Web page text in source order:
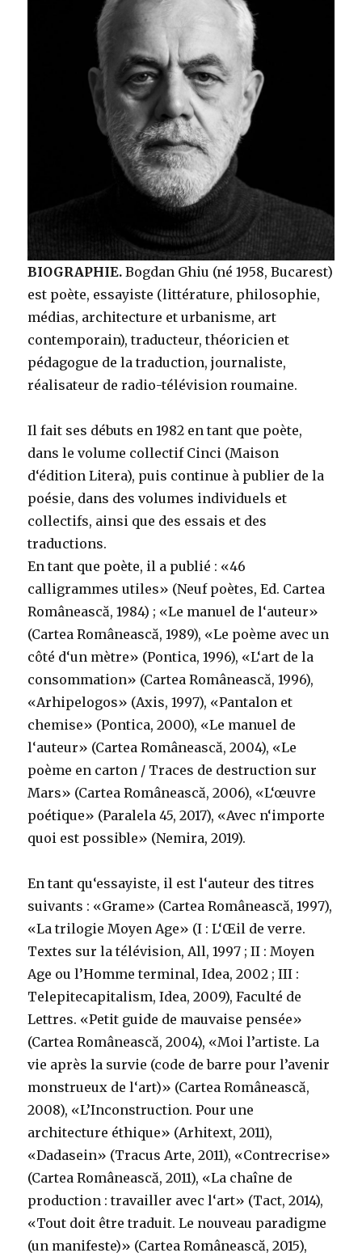
BIOGRAPHIE. Bogdan Ghiu (né 1958, Bucarest)
est poète, essayiste (littérature, philosophie,
médias, architecture et urbanisme, art
contemporain), traducteur, théoricien et
pédagogue de la traduction, journaliste,
réalisateur de radio-télévision roumaine.
Il fait ses débuts en 1982 en tant que poète,
dans le volume collectif Cinci (Maison
d‘édition Litera), puis continue à publier de la
poésie, dans des volumes individuels et
collectifs, ainsi que des essais et des
traductions.
En tant que poète, il a publié : «46
calligrammes utiles» (Neuf poètes, Ed. Cartea
Românească, 1984) ; «Le manuel de l‘auteur»
(Cartea Românească, 1989), «Le poème avec un
côté d‘un mètre» (Pontica, 1996), «L‘art de la
consommation» (Cartea Românească, 1996),
«Arhipelogos» (Axis, 1997), «Pantalon et
chemise» (Pontica, 2000), «Le manuel de
l‘auteur» (Cartea Românească, 2004), «Le
poème en carton / Traces de destruction sur
Mars» (Cartea Românească, 2006), «L‘œuvre
poétique» (Paralela 45, 2017), «Avec n‘importe
quoi est possible» (Nemira, 2019).
En tant qu‘essayiste, il est l‘auteur des titres
suivants : «Grame» (Cartea Românească, 1997),
«La trilogie Moyen Age» (I : L‘Œil de verre.
Textes sur la télévision, All, 1997 ; II : Moyen
Age ou l’Homme terminal, Idea, 2002 ; III :
Telepitecapitalism, Idea, 2009), Faculté de
Lettres. «Petit guide de mauvaise pensée»
(Cartea Românească, 2004), «Moi l’artiste. La
vie après la survie (code de barre pour l’avenir
monstrueux de l‘art)» (Cartea Românească,
2008), «L’Inconstruction. Pour une
architecture éthique» (Arhitext, 2011),
«Dadasein» (Tracus Arte, 2011), «Contrecrise»
(Cartea Românească, 2011), «La chaîne de
production : travailler avec l‘art» (Tact, 2014),
«Tout doit être traduit. Le nouveau paradigme
(un manifeste)» (Cartea Românească, 2015),